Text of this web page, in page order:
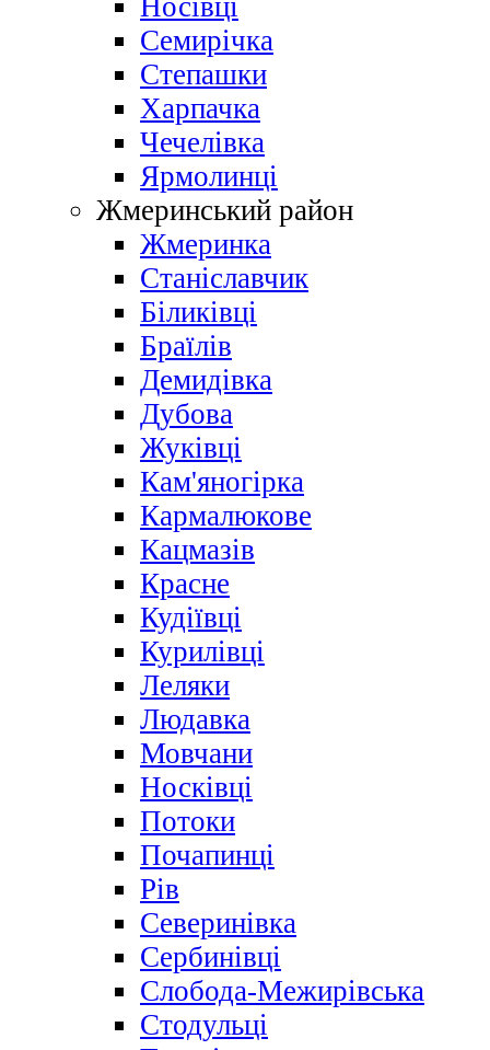
Носівці
Семирічка
Степашки
Харпачка
Чечелівка
Ярмолинці
Жмеринський район
Жмеринка
Станіславчик
Біликівці
Браїлів
Демидівка
Дубова
Жуківці
Кам'яногірка
Кармалюкове
Кацмазів
Красне
Кудіївці
Курилівці
Леляки
Людавка
Мовчани
Носківці
Потоки
Почапинці
Рів
Северинівка
Сербинівці
Слобода-Межирівська
Стодульці